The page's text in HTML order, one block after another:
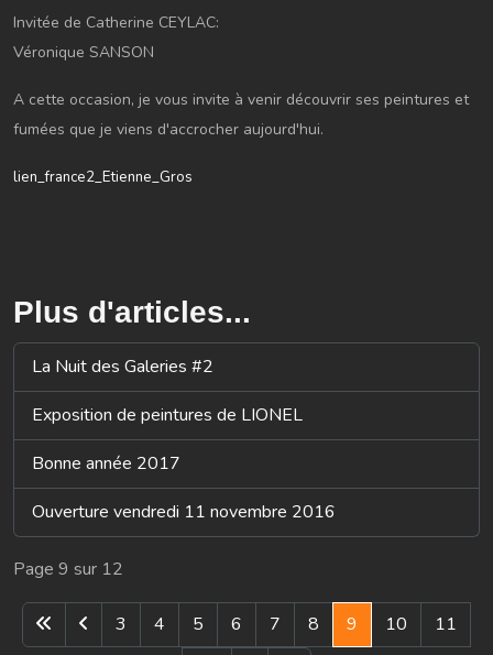
Invitée de Catherine CEYLAC:
​Véronique SANSON​
A cette occasion, je vous invite à venir découvrir ses peintures et
fumées que je viens d'accrocher aujourd'hui.
lien_france2_Etienne_Gros
Plus d'articles...
La Nuit des Galeries #2
Exposition de peintures de LIONEL
Bonne année 2017
Ouverture vendredi 11 novembre 2016
Page 9 sur 12
3 4 5 6 7 8 9 10
11